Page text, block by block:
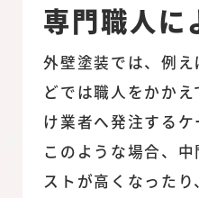
専門職人に
外壁塗装では、例
どでは職人をかか
け業者へ発注するケ
このような場合、
ストが高くなった